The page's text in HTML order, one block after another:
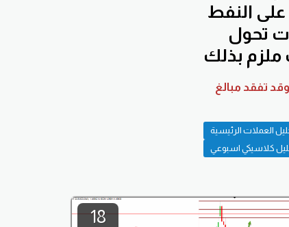
النفط
تحول
ملزم بذلك
جدا وقد تفقد مبالغ
العملات الرئيسية
كلاسيكي اسبوعي
18